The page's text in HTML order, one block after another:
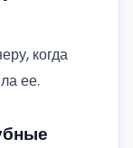
когда
ее.